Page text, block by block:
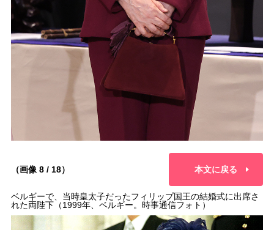
（画像 8 / 18） 本文に戻る
ベルギーで、当時皇太子だったフィリップ国王の結婚式に出席さ
れた両陛下（1999年、ベルギー。時事通信フォト）